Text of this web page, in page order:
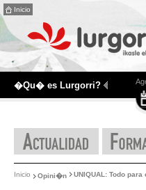
Inicio
�Qu� es Lurgorri?
Inicio Opini�n UNIQUAL: Todo